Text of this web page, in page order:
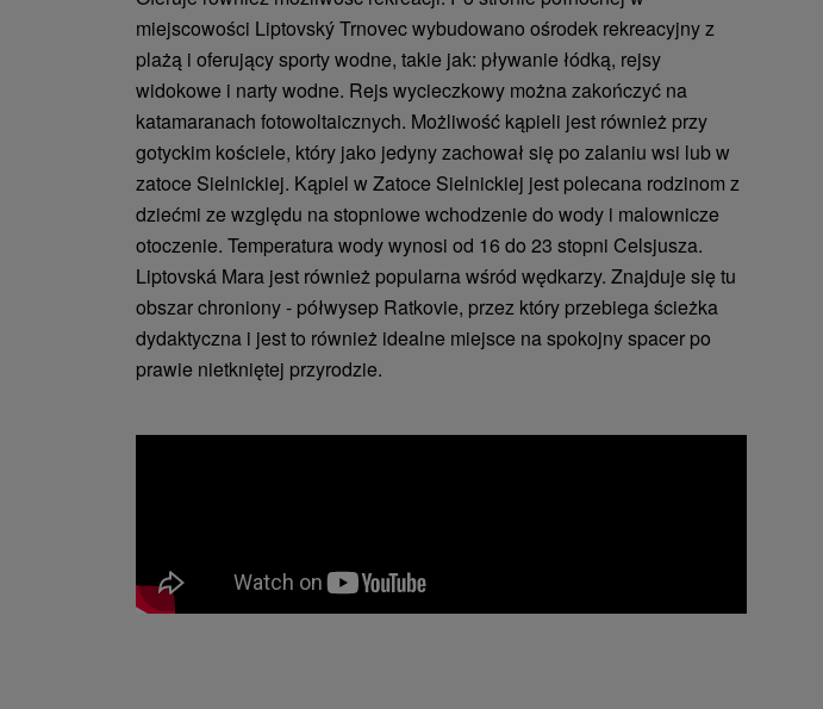
miejscowości Liptovský Trnovec wybudowano ośrodek rekreacyjny z
plażą i oferujący sporty wodne, takie jak: pływanie łódką, rejsy
widokowe i narty wodne. Rejs wycieczkowy można zakończyć na
katamaranach fotowoltaicznych. Możliwość kąpieli jest również przy
gotyckim kościele, który jako jedyny zachował się po zalaniu wsi lub w
zatoce Sielnickiej. Kąpiel w Zatoce Sielnickiej jest polecana rodzinom z
dziećmi ze względu na stopniowe wchodzenie do wody i malownicze
otoczenie. Temperatura wody wynosi od 16 do 23 stopni Celsjusza.
Liptovská Mara jest również popularna wśród wędkarzy. Znajduje się tu
obszar chroniony - półwysep Ratkovie, przez który przebiega ścieżka
dydaktyczna i jest to również idealne miejsce na spokojny spacer po
prawie nietkniętej przyrodzie.